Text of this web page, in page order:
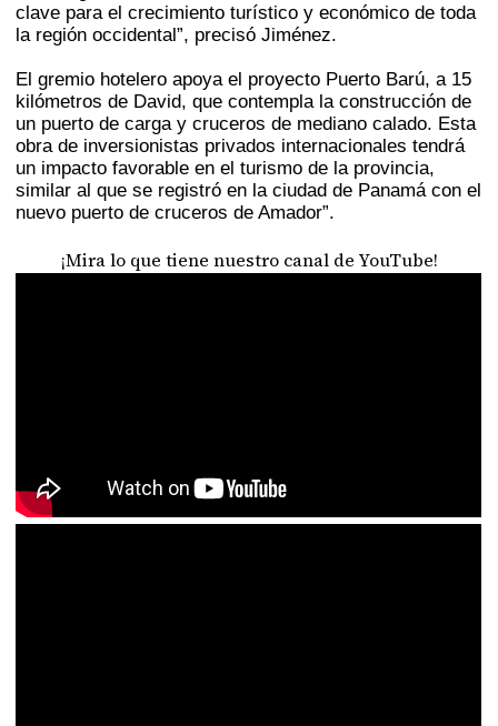
clave para el crecimiento turístico y económico de toda
la región occidental”, precisó Jiménez.
El gremio hotelero apoya el proyecto Puerto Barú, a 15
kilómetros de David, que contempla la construcción de
un puerto de carga y cruceros de mediano calado. Esta
obra de inversionistas privados internacionales tendrá
un impacto favorable en el turismo de la provincia,
similar al que se registró en la ciudad de Panamá con el
nuevo puerto de cruceros de Amador”.
¡Mira lo que tiene nuestro canal de YouTube!